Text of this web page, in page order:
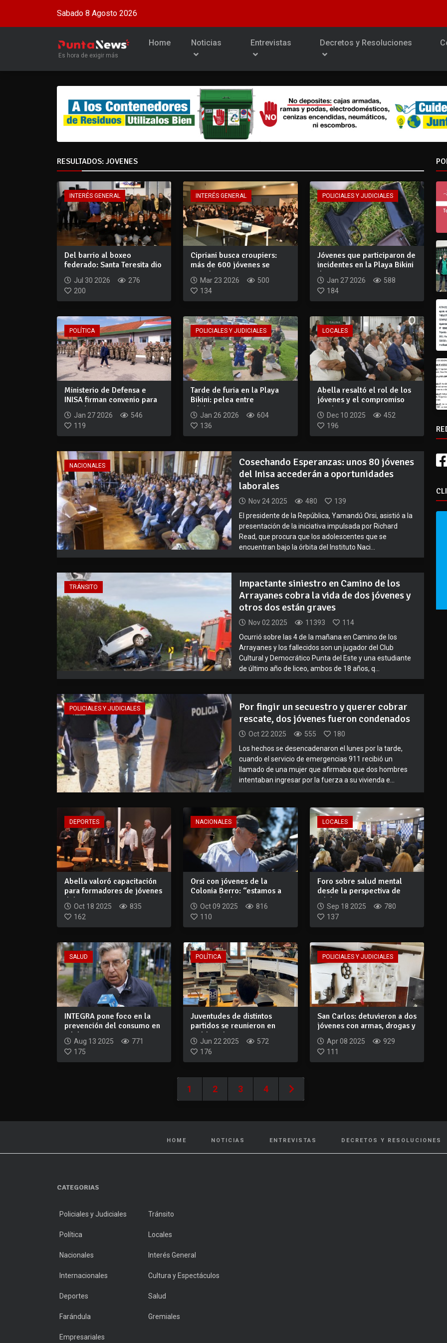
Sabado 8 Agosto 2026
Es hora de exigir más
Home Noticias Entrevistas Decretos y Resoluciones
RESULTADOS: JOVENES
INTERÉS GENERAL
Del barrio al boxeo
federado: Santa Teresita dio
Jul 30 2026
276
200
INTERÉS GENERAL
Cipriani busca croupiers:
más de 600 jóvenes se
inscribieron...
Mar 23 2026
500
134
POLICIALES Y JUDICIALES
Jóvenes que participaron de
incidentes en la Playa Bikini
de...
Jan 27 2026
588
184
POLÍTICA
Ministerio de Defensa e
INISA firman convenio para
que el Ej...
Jan 27 2026
546
119
POLICIALES Y JUDICIALES
Tarde de furia en la Playa
Bikini: pelea entre
adolescentes...
Jan 26 2026
604
136
LOCALES
Abella resaltó el rol de los
jóvenes y el compromiso
con las...
Dec 10 2025
452
196
NACIONALES
Cosechando Esperanzas: unos 80 jóvenes
del Inisa accederán a oportunidades
laborales
Nov 24 2025 480
139
El presidente de la República, Yamandú Orsi, asistió a la
presentación de la iniciativa impulsada por Richard
Read, que procura que los adolescentes que se
encuentran bajo la órbita del Instituto Naci...
TRÁNSITO
Impactante siniestro en Camino de los
Arrayanes cobra la vida de dos jóvenes y
otros dos están graves
Nov 02 2025 11393
114
Ocurrió sobre las 4 de la mañana en Camino de los
Arrayanes y los fallecidos son un jugador del Club
Cultural y Democrático Punta del Este y una estudiante
de último año de liceo, ambos de 18 años, q...
POLICIALES Y JUDICIALES
Por fingir un secuestro y querer cobrar
rescate, dos jóvenes fueron condenados
Oct 22 2025 555
180
Los hechos se desencadenaron el lunes por la tarde,
cuando el servicio de emergencias 911 recibió un
llamado de una mujer que afirmaba que dos hombres
intentaban ingresar por la fuerza a su vivienda e...
DEPORTES
Abella valoró capacitación
para formadores de jóvenes
del Co...
Oct 18 2025
835
162
NACIONALES
Orsi con jóvenes de la
Colonia Berro: “estamos a
tiempo de d...
Oct 09 2025
816
110
LOCALES
Foro sobre salud mental
desde la perspectiva de
adolescentes...
Sep 18 2025
780
137
SALUD
INTEGRA pone foco en la
prevención del consumo en
adolescent...
Aug 13 2025
771
175
POLÍTICA
Juventudes de distintos
partidos se reunieron en
Maldonado p...
Jun 22 2025
572
176
POLICIALES Y JUDICIALES
San Carlos: detuvieron a dos
jóvenes con armas, drogas y
Apr 08 2025
929
111
1 2 3 4
HOME NOTICIAS ENTREVISTAS DECRETOS Y RESOLUCIONES
CATEGORIAS
Policiales y Judiciales Tránsito
Política Locales
Nacionales Interés General
Internacionales Cultura y Espectáculos
Deportes Salud
Farándula Gremiales
Empresariales